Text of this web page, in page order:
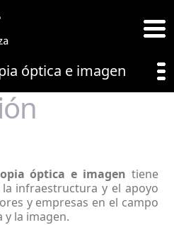
óptica e imagen
óptica e imagen tiene
infraestructura y el apoyo
y empresas en el campo
y la imagen.